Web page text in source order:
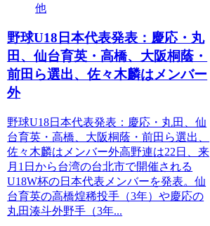
他
野球U18日本代表発表：慶応・丸
田、仙台育英・高橋、大阪桐蔭・
前田ら選出、佐々木麟はメンバー
外
野球U18日本代表発表：慶応・丸田、仙
台育英・高橋、大阪桐蔭・前田ら選出、
佐々木麟はメンバー外高野連は22日、来
月1日から台湾の台北市で開催される
U18W杯の日本代表メンバーを発表。仙
台育英の高橋煌稀投手（3年）や慶応の
丸田湊斗外野手（3年...